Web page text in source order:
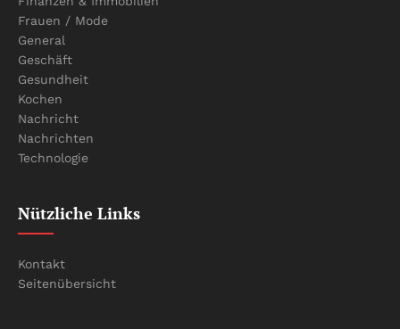
Frauen / Mode
General
Geschäft
Gesundheit
Kochen
Nachricht
Nachrichten
Technologie
Nützliche Links
Kontakt
Seitenübersicht